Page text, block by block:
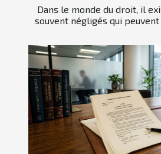
Dans le monde du droit, il
souvent négligés qui